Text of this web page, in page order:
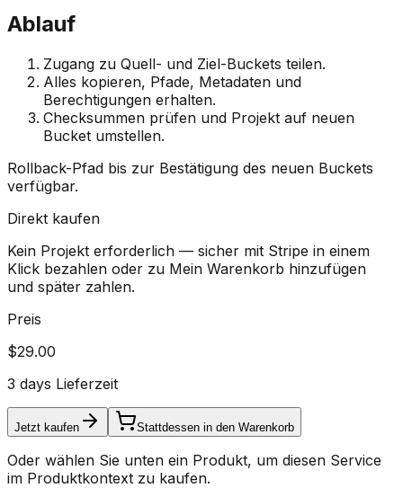
Ablauf
Zugang zu Quell- und Ziel-Buckets teilen.
Alles kopieren, Pfade, Metadaten und
Berechtigungen erhalten.
Checksummen prüfen und Projekt auf neuen
Bucket umstellen.
Rollback-Pfad bis zur Bestätigung des neuen Buckets
verfügbar.
Direkt kaufen
Kein Projekt erforderlich — sicher mit Stripe in einem
Klick bezahlen oder zu Mein Warenkorb hinzufügen
und später zahlen.
Preis
$29.00
3 days Lieferzeit
Jetzt kaufen Stattdessen in den Warenkorb
Oder wählen Sie unten ein Produkt, um diesen Service
im Produktkontext zu kaufen.